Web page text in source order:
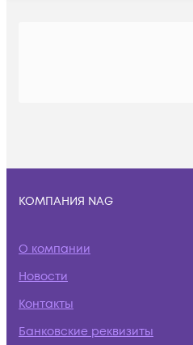
КОМПАНИЯ NAG
О компании
Новости
Контакты
Банковские реквизиты